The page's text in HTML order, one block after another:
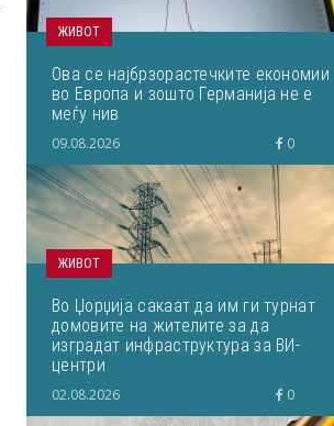
ЖИВОТ
Ова се најбрзорастечките економии
во Европа и зошто Германија не е
меѓу нив
09.08.2026 0
ЖИВОТ
Во Џорџија сакаат да им ги турнат
домовите на жителите за да
изградат инфраструктура за ВИ-
центри
02.08.2026 0